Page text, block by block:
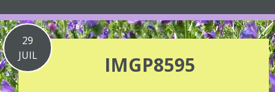
29
JUIL
IMGP8595